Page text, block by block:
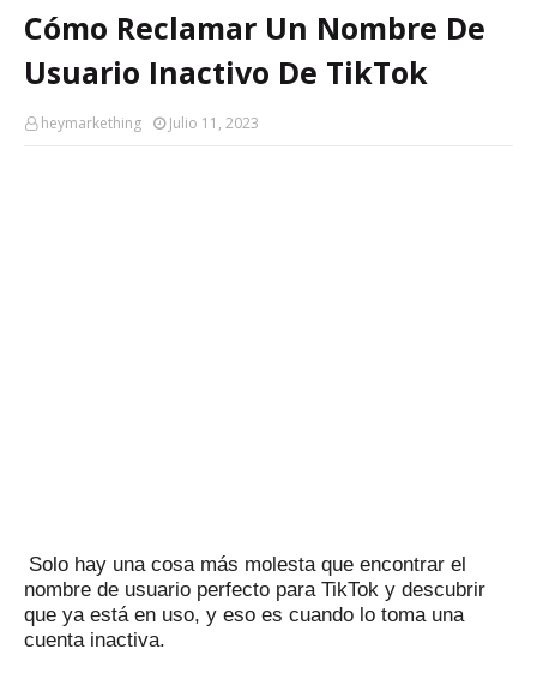
Cómo Reclamar Un Nombre De
Usuario Inactivo De TikTok
heymarkething Julio 11, 2023
Solo hay una cosa más molesta que encontrar el
nombre de usuario perfecto para TikTok y descubrir
que ya está en uso, y eso es cuando lo toma una
cuenta inactiva.